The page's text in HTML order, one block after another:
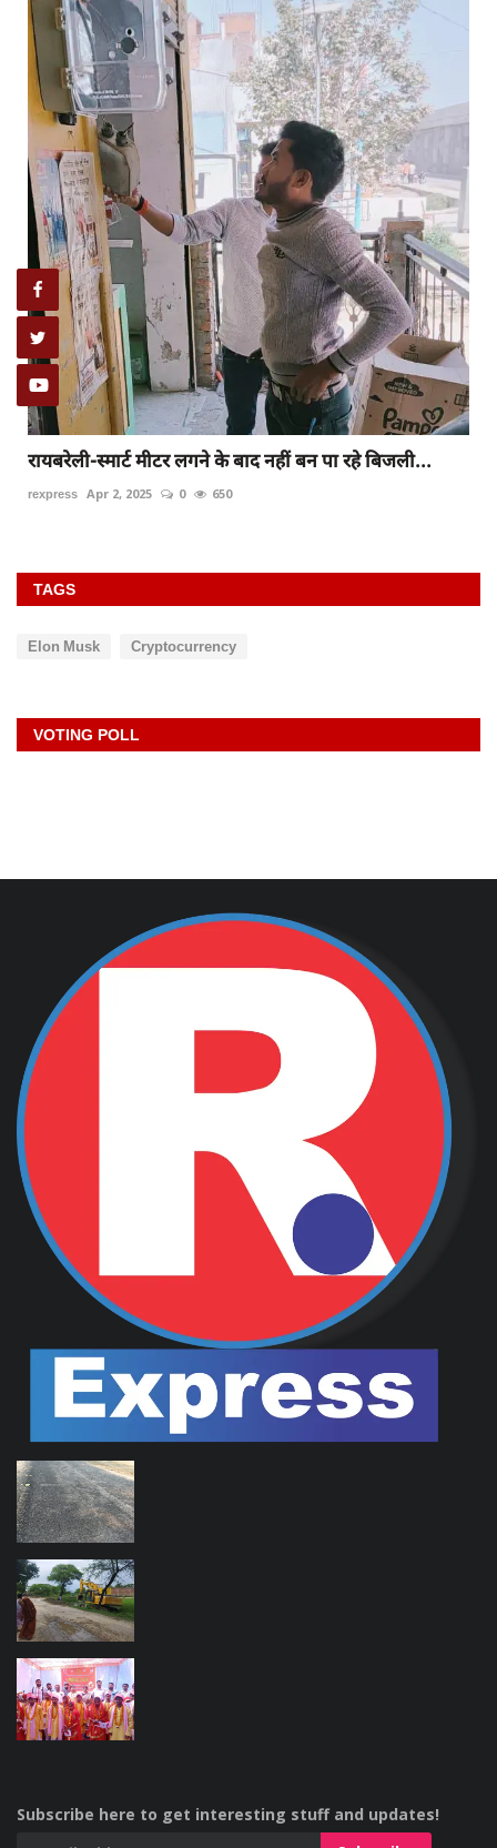
रायबरेली-स्मार्ट मीटर लगने के बाद नहीं बन पा रहे बिजली...
rexpress Apr 2, 2025 0 650
TAGS
Elon Musk Cryptocurrency
VOTING POLL
Subscribe here to get interesting stuff and updates!